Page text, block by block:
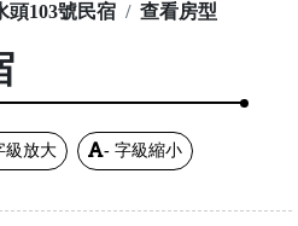
頭103號民宿 查看房型
級放大 - 字級縮小